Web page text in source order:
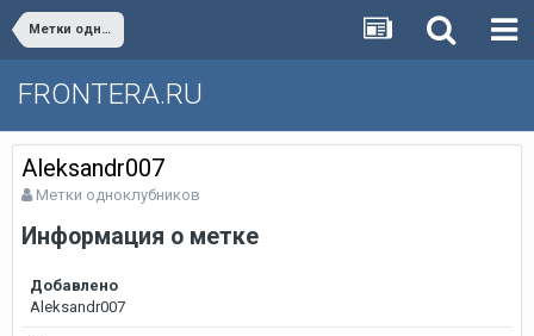
Метки одноклубников
FRONTERA.RU
Aleksandr007
Метки одноклубников
Информация о метке
Добавлено
Aleksandr007